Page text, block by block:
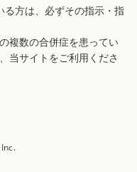
方は、必ずその指示・指
複数の合併症を患ってい
当サイトをご利用くださ